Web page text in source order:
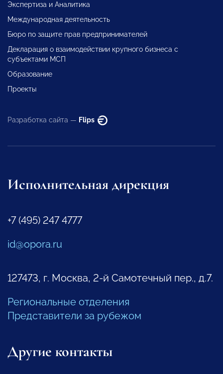
Экспертиза и Аналитика
Международная деятельность
Бюро по защите прав предпринимателей
Декларация о взаимодействии крупного бизнеса с
субъектами МСП
Образование
Проекты
Разработка сайта — Flips
Исполнительная дирекция
+7 (495) 247 4777
id@opora.ru
127473, г. Москва, 2-й Самотечный пер., д.7.
Региональные отделения
Представители за рубежом
Другие контакты